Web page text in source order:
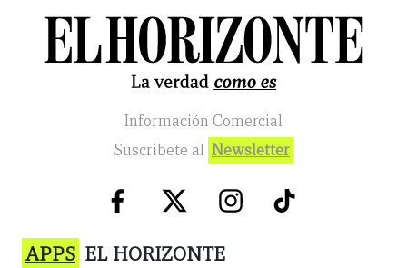
Información Comercial
Suscribete al Newsletter
APPS EL HORIZONTE